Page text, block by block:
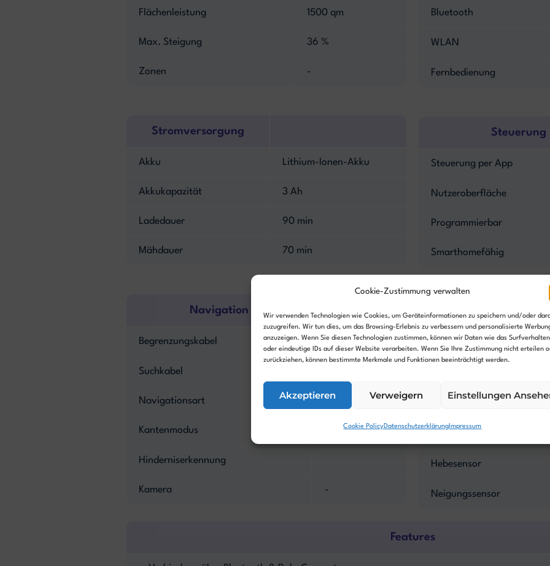
Cookie-Zustimmung verwalten
Wir verwenden Technologien wie Cookies, um Geräteinformationen zu speichern und/oder
zuzugreifen. Wir tun dies, um das Browsing-Erlebnis zu verbessern und personalisierte
anzuzeigen. Wenn Sie diesen Technologien zustimmen, können wir Daten wie das Surfverhalten
oder eindeutige IDs auf dieser Website verarbeiten. Wenn Sie Ihre Zustimmung nicht erteilen
zurückziehen, können bestimmte Merkmale und Funktionen beeinträchtigt werden.
Akzeptieren Verweigern Einstellungen
Cookie PolicyDatenschutzerklärung Impressum
Flächenleistung 1500 qm
Max. Steigung 36 %
Zonen -
Stromversorgung
Akku Lithium-Ionen-Akku
Akkukapazität 3 Ah
Ladedauer 90 min
Mähdauer 70 min
Navigation
Begrenzungskabel
Suchkabel
Navigationsart zufällig
Kantenmodus
Hinderniserkennung
Kamera -
Bluetooth
WLAN
Fernbedienung
Steuerung
Steuerung per App
Nutzeroberfläche
Programmierbar
Smarthomefähig
Sicherheit
GPS-Diebstahlschutz
Hebesensor
Neigungssensor
Features